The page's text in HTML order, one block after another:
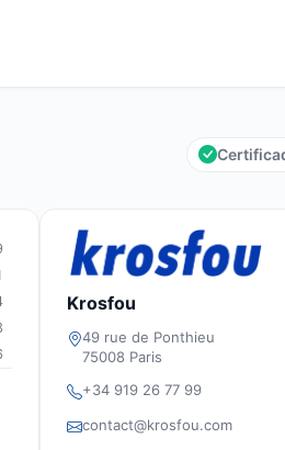
Krosfou
49 rue de Ponthieu
75008 Paris
+34 919 26 77 99
contact@krosfou.com